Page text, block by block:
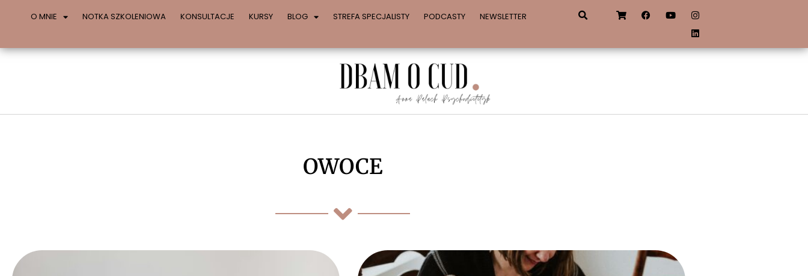
O MNIE NOTKA SZKOLENIOWA KONSULTACJE KURSY BLOG STREFA SPECJALISTY PODCASTY NEWSLETTER
OWOCE